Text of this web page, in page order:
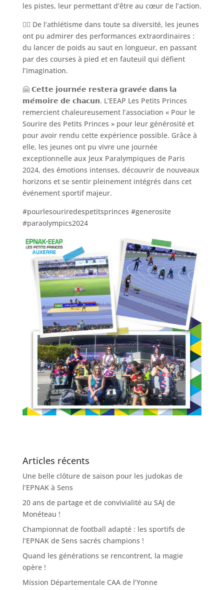
les pistes, leur permettant d’être au cœur de l’action.
🏃‍♀️ De l’athlétisme dans toute sa diversité, les jeunes
ont pu admirer des performances extraordinaires :
du lancer de poids au saut en longueur, en passant
par des courses à pied et en fauteuil qui défient
l’imagination.
🤗 𝗖𝗲𝘁𝘁𝗲 𝗷𝗼𝘂𝗿𝗻𝗲́𝗲 𝗿𝗲𝘀𝘁𝗲𝗿𝗮 𝗴𝗿𝗮𝘃𝗲́𝗲 𝗱𝗮𝗻𝘀 𝗹𝗮
𝗺𝗲́𝗺𝗼𝗶𝗿𝗲 𝗱𝗲 𝗰𝗵𝗮𝗰𝘂𝗻. L’EEAP Les Petits Princes
remercient chaleureusement l’association « Pour le
Sourire des Petits Princes » pour leur générosité et
pour avoir rendu cette expérience possible. Grâce à
elle, les jeunes ont pu vivre une journée
exceptionnelle aux Jeux Paralympiques de Paris
2024, des émotions intenses, découvrir de nouveaux
horizons et se sentir pleinement intégrés dans cet
événement sportif majeur.
#pourlesouriredespetitsprinces #generosite
#paraolympics2024
Articles récents
Une belle clôture de saison pour les judokas de
l’EPNAK à Sens
20 ans de partage et de convivialité au SAJ de
Monéteau !
Championnat de football adapté : les sportifs de
l’EPNAK de Sens sacrés champions !
Quand les générations se rencontrent, la magie
opère !
Mission Départementale CAA de l’Yonne